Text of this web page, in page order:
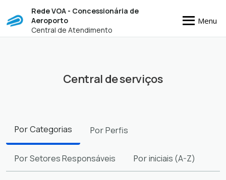
Rede VOA - Concessionária de
Aeroporto
Central de Atendimento
Menu
Central de serviços
PorCategorias PorPerfis
PorSetores Responsáveis Poriniciais (A-Z)